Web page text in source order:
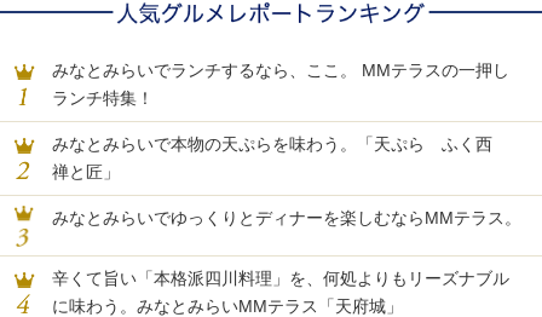
みなとみらいでランチするなら、ここ。 MMテラスの一押し
ランチ特集！
みなとみらいで本物の天ぷらを味わう。「天ぷら ふく西
禅と匠」
みなとみらいでゆっくりとディナーを楽しむならMMテラス。
辛くて旨い「本格派四川料理」を、何処よりもリーズナブル
に味わう。みなとみらいMMテラス「天府城」